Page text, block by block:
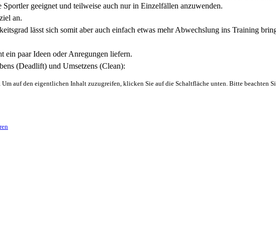
geeignet und teilweise auch nur in Einzelfällen anzuwenden.
an.
lässt sich somit aber auch einfach etwas mehr Abwechslung ins Training
ein paar Ideen oder Anregungen liefern.
(Deadlift) und Umsetzens (Clean):
. Um auf den eigentlichen Inhalt zuzugreifen, klicken Sie auf die Schaltfläche unten. Bitte beachten